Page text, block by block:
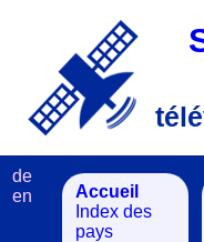
Accueil
Index des
pays
de
en